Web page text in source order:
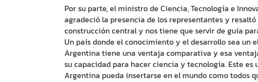
Por su parte, el ministro de Ciencia, Tecnología e
agradeció la presencia de los representantes y
construcción central y nos tiene que servir de guía
Un país donde el conocimiento y el desarrollo sea un
Argentina tiene una ventaja comparativa y esa
su capacidad para hacer ciencia y tecnología. Este es
Argentina pueda insertarse en el mundo como todos